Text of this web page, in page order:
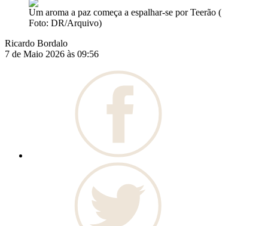
Um aroma a paz começa a espalhar-se por Teerão (
Foto: DR/Arquivo)
Ricardo Bordalo
7 de Maio 2026 às 09:56